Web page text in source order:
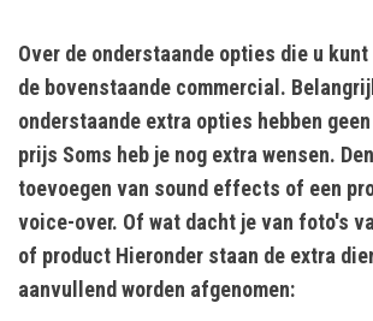
Over de onderstaande opties die u
de bovenstaande commercial.
onderstaande extra opties hebben
prijs Soms heb je nog extra wensen.
toevoegen van sound effects of een
voice-over. Of wat dacht je van foto's
of product Hieronder staan de extra
aanvullend worden afgenomen: